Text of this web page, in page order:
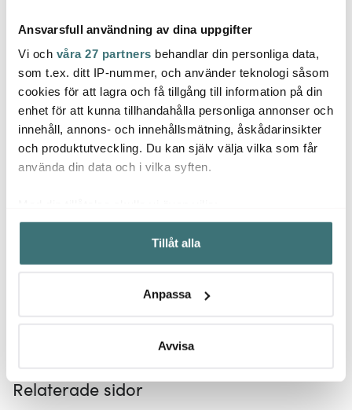
Ansvarsfull användning av dina uppgifter
Vi och våra 27 partners behandlar din personliga data,
som t.ex. ditt IP-nummer, och använder teknologi såsom
cookies för att lagra och få tillgång till information på din
enhet för att kunna tillhandahålla personliga annonser och
innehåll, annons- och innehållsmätning, åskådarinsikter
och produktutveckling. Du kan själv välja vilka som får
använda din data och i vilka syften.
Samla in information om din geografiska plats som
kan ha en noggrannhet på upp till flera meter
Identifiera din enhet genom att aktivt skanna den för
Ta reda på mer om hur dina personliga uppgifter
Du kan ändra eller dra tillbaka ditt samtycke när som
Vi använder cookies för att innehållet och annonserna
Tillåt alla
Anpassa
Avvisa
Modern House
bAYk Muffinsform 8x5
cm 30-pack Mulit
104 kr 149 kr
Modern House
Pasta La Vista
ravioliform med kavel
279 kr
Låt dig inspireras av våra kunder
Relaterade sidor